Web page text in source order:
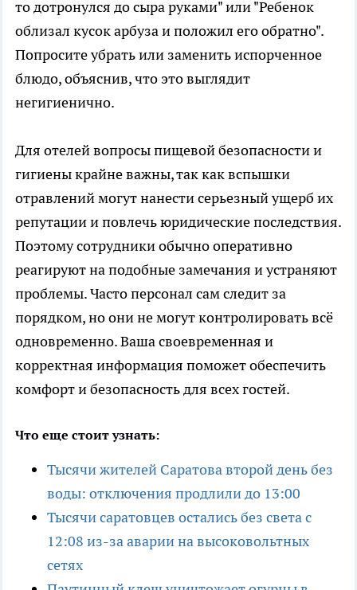
то дотронулся до сыра руками" или "Ребенок
облизал кусок арбуза и положил его обратно".
Попросите убрать или заменить испорченное
блюдо, объяснив, что это выглядит
негигиенично.
Для отелей вопросы пищевой безопасности и
гигиены крайне важны, так как вспышки
отравлений могут нанести серьезный ущерб их
репутации и повлечь юридические последствия.
Поэтому сотрудники обычно оперативно
реагируют на подобные замечания и устраняют
проблемы. Часто персонал сам следит за
порядком, но они не могут контролировать всё
одновременно. Ваша своевременная и
корректная информация поможет обеспечить
комфорт и безопасность для всех гостей.
Что еще стоит узнать:
Тысячи жителей Саратова второй день без
воды: отключения продлили до 13:00
Тысячи саратовцев остались без света с
12:08 из-за аварии на высоковольтных
сетях